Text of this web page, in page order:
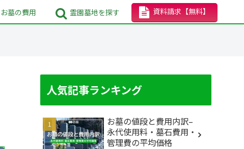
お墓の費用 霊園墓地を探す 資料請求 【無料】
人気記事ランキング
お墓の値段と費用内訳–
永代使用料・墓石費用・
管理費の平均価格